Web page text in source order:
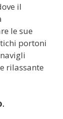
il
le sue
portoni
rilassante
.